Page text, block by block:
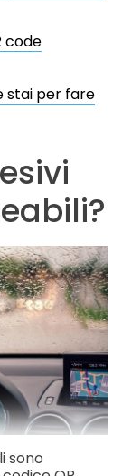
code
stai per fare
sono